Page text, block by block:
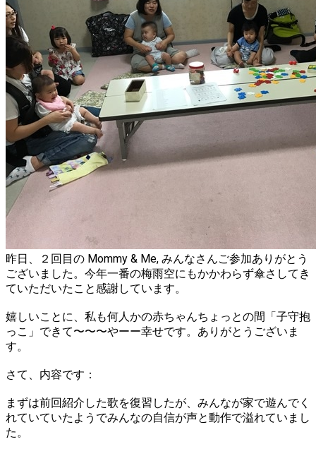
昨日、２回目の Mommy & Me, みんなさんご参加ありがとう
ございました。今年一番の梅雨空にもかかわらず傘さしてき
ていただいたこと感謝しています。
嬉しいことに、私も何人かの赤ちゃんちょっとの間「子守抱
っこ」できて〜〜〜やーー幸せです。ありがとうございま
す。
さて、内容です：
まずは前回紹介した歌を復習したが、みんなが家で遊んでく
れていていたようでみんなの自信が声と動作で溢れていまし
た。